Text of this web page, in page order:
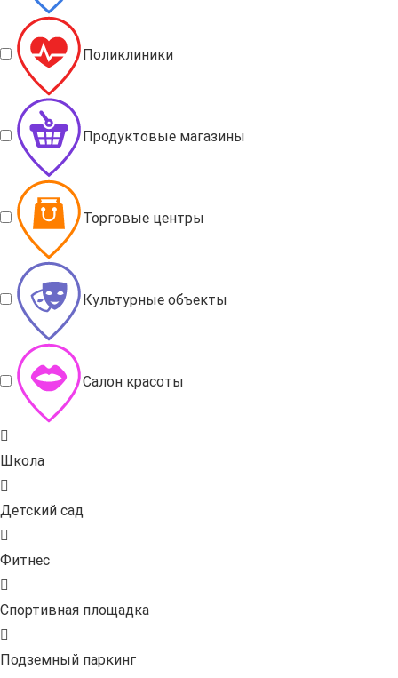
Поликлиники
Продуктовые магазины
Торговые центры
Культурные объекты
Салон красоты
Школа
Детский сад
Фитнес
Спортивная площадка
Подземный паркинг